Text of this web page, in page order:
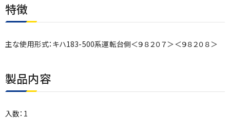
特徴
主な使用形式：キハ183-500系運転台側＜９８２０７＞＜９８２０８＞
製品内容
入数：1